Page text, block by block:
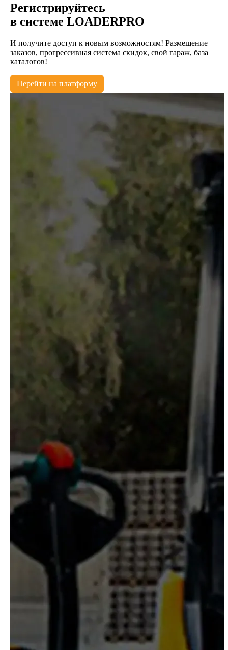
Регистрируйтесь
в системе LOADERPRO
И получите доступ к новым возможностям! Размещение
заказов, прогрессивная система скидок, свой гараж, база
каталогов!
Перейти на платформу